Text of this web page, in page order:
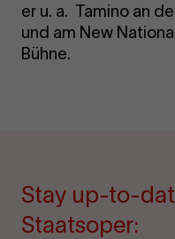
er u. a. Tamino an
und am New
Bühne.
Stay up-to-
Staatsoper: